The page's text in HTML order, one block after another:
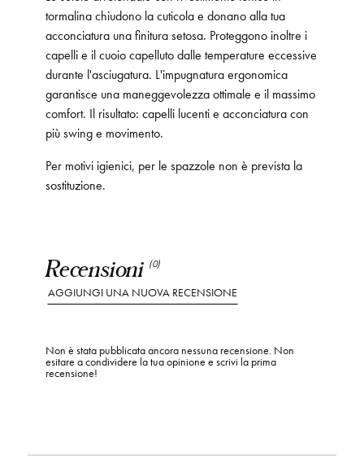
Recensioni (0)
AGGIUNGI UNA NUOVA RECENSIONE
Non è stata pubblicata ancora nessuna recensione. Non
esitare a condividere la tua opinione e scrivi la prima
recensione!
tormalina chiudono la cuticola e donano alla tua
acconciatura una finitura setosa. Proteggono inoltre i
capelli e il cuoio capelluto dalle temperature eccessive
durante l'asciugatura. L'impugnatura ergonomica
garantisce una maneggevolezza ottimale e il massimo
comfort. Il risultato: capelli lucenti e acconciatura con
più swing e movimento.
Per motivi igienici, per le spazzole non è prevista la
sostituzione.